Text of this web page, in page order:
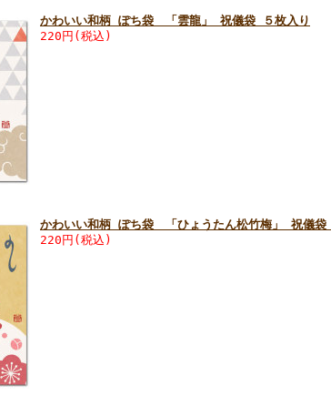
かわいい和柄 ぽち袋 「雲龍」 祝儀袋 ５枚入り
220円(税込)
かわいい和柄 ぽち袋 「ひょうたん松竹梅」 祝儀袋
220円(税込)